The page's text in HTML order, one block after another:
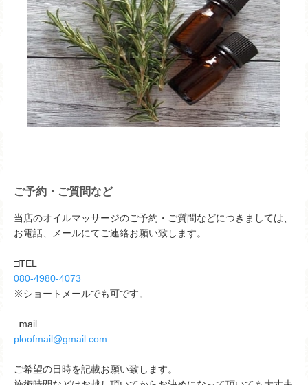
ご予約・ご質問など
当店のオイルマッサージのご予約・ご質問などにつきましては、
お電話、メールにてご連絡お願い致します。
□TEL
080-4980-4073
※ショートメールでも可です。
□mail
ploofmail@gmail.com
ご希望の日時を記載お願い致します。